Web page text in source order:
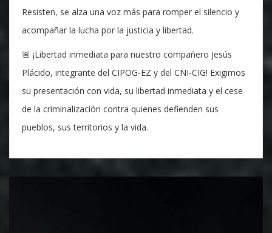
Resisten, se alza una voz más para romper el silencio y
acompañar la lucha por la justicia y libertad.
🚨 ¡Libertad inmediata para nuestro compañero Jesús
Plácido, integrante del CIPOG-EZ y del CNI-CIG! Exigimos
su presentación con vida, su libertad inmediata y el cese
de la criminalización contra quienes defienden sus
pueblos, sus territorios y la vida.